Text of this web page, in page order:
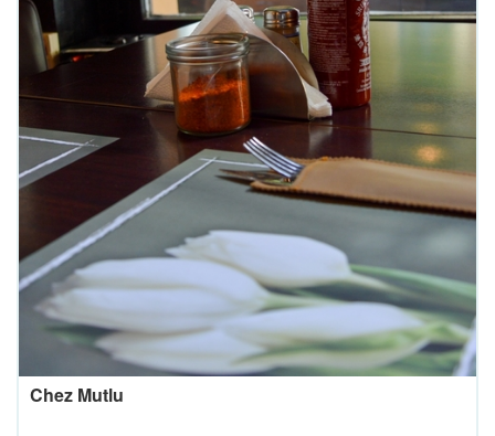
Chez Mutlu